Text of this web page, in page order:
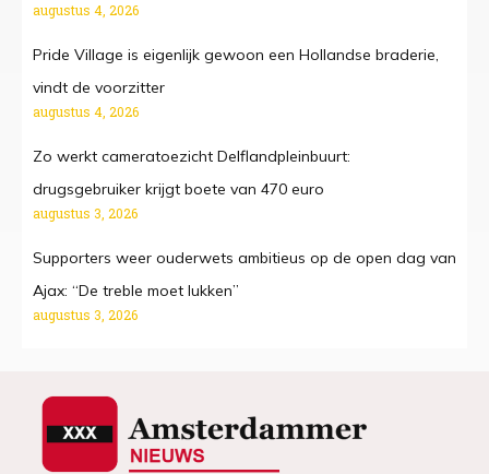
augustus 4, 2026
Pride Village is eigenlijk gewoon een Hollandse braderie,
vindt de voorzitter
augustus 4, 2026
Zo werkt cameratoezicht Delflandpleinbuurt:
drugsgebruiker krijgt boete van 470 euro
augustus 3, 2026
Supporters weer ouderwets ambitieus op de open dag van
Ajax: “De treble moet lukken”
augustus 3, 2026